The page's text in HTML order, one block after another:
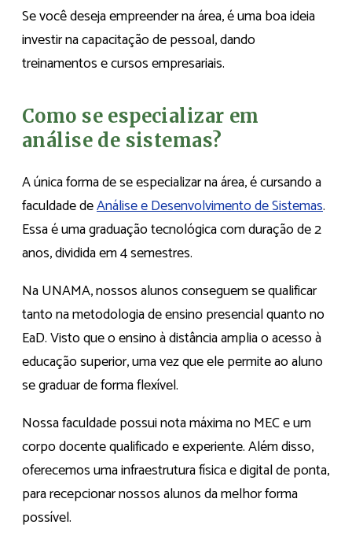
Se você deseja empreender na área, é uma boa ideia
investir na capacitação de pessoal, dando
treinamentos e cursos empresariais.
Como se especializar em
análise de sistemas?
A única forma de se especializar na área, é cursando a
faculdade deAnálise e Desenvolvimento de Sistemas.
Essa é uma graduação tecnológica com duração de 2
anos, dividida em 4 semestres.
Na UNAMA, nossos alunos conseguem se qualificar
tanto na metodologia de ensino presencial quanto no
EaD. Visto que o ensino à distância amplia o acesso à
educação superior, uma vez que ele permite ao aluno
se graduar de forma flexível.
Nossa faculdade possui nota máxima no MEC e um
corpo docente qualificado e experiente. Além disso,
oferecemos uma infraestrutura física e digital de ponta,
para recepcionar nossos alunos da melhor forma
possível.